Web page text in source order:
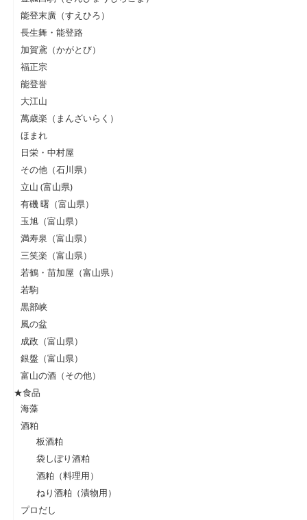
能登末廣（すえひろ）
長生舞・能登路
加賀鳶（かがとび）
福正宗
能登誉
大江山
萬歳楽（まんざいらく）
ほまれ
日栄・中村屋
その他（石川県）
立山 (富山県)
有磯 曙（富山県）
玉旭（富山県）
満寿泉（富山県）
三笑楽（富山県）
若鶴・苗加屋（富山県）
若駒
黒部峡
風の盆
成政（富山県）
銀盤（富山県）
富山の酒（その他）
★食品
海藻
酒粕
板酒粕
袋しぼり酒粕
酒粕（料理用）
ねり酒粕（漬物用）
プロだし